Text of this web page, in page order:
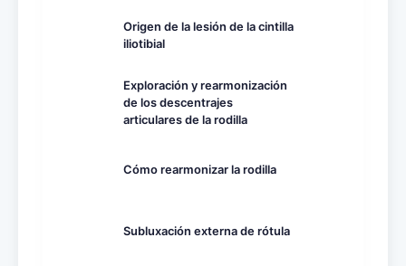
Origen de la lesión de la cintilla
iliotibial
Exploración y rearmonización
de los descentrajes
articulares de la rodilla
Cómo rearmonizar la rodilla
Subluxación externa de rótula